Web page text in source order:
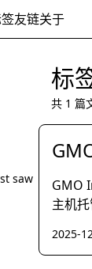
友链关于
标
共 1 篇
GMO
主机
2025-
saw